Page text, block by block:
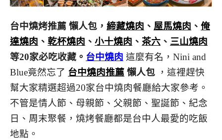
台中燒烤推薦 懶人包， 締藏燒肉 、 屋馬燒肉 、 俺
達燒肉 、 乾杯燒肉 、 小十燒肉 、 茶六 、 三山燒肉
等20家必吃收藏。 台中燒肉 這麼有名，Nini and
Blue竟然忘了 台中燒肉推薦 懶人包 ，這裡趕快
幫大家精選超過20家台中燒肉餐廳給大家參考。
不管是情人節、母親節、父親節、聖誕節、紀念
日、周末聚餐，燒烤餐廳都是台中人最愛的吃飯
地點。